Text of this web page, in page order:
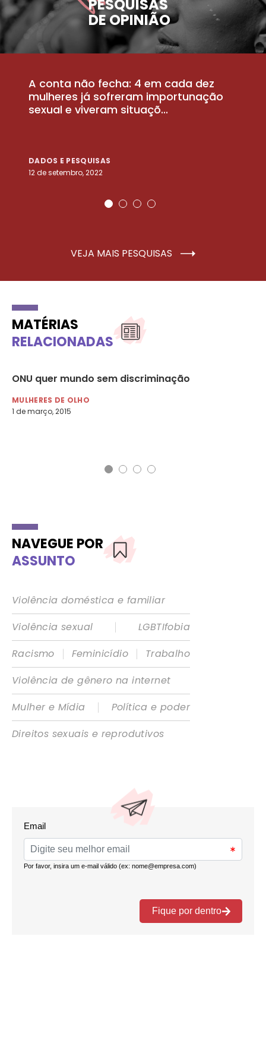
PESQUISAS
DE OPINIÃO
A conta não fecha: 4 em cada dez
mulheres já sofreram importunação
sexual e viveram situaçõ...
DADOS E PESQUISAS
12 de setembro, 2022
VEJA MAIS PESQUISAS
MATÉRIAS
RELACIONADAS
ONU quer mundo sem discriminação
MULHERES DE OLHO
1 de março, 2015
NAVEGUE POR
ASSUNTO
Violência doméstica e familiar
Violência sexual
|
LGBTIfobia
Racismo
| Feminicídio |
Trabalho
Violência de gênero na internet
Mulher e Mídia
|
Política e poder
Direitos sexuais e reprodutivos